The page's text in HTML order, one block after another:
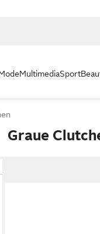
MultimediaSport
Graue